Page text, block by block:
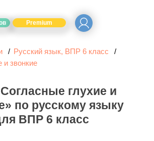
Premium
Русский язык, ВПР 6 класс
и звонкие
глухие и
по русскому языку
ВПР 6 класс